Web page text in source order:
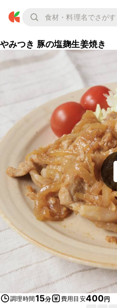
やみつき 豚の塩麹生姜焼き
調理時間15分 費用目安400円